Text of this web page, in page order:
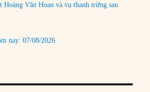
Hoàng Văn Hoan và vụ thanh trừng sau
nay: 07/08/2026